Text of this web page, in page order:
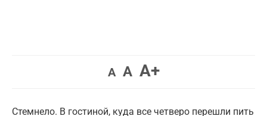
AУменьшить
AВернуть
A+Увеличить
Стемнело. В гостиной, куда все четверо перешли пить